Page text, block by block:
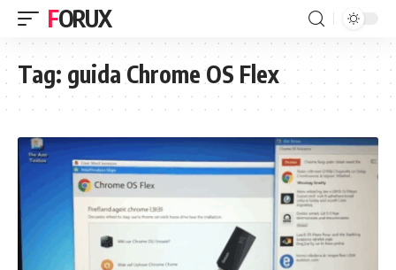
FORUX
Tag: guida Chrome OS Flex